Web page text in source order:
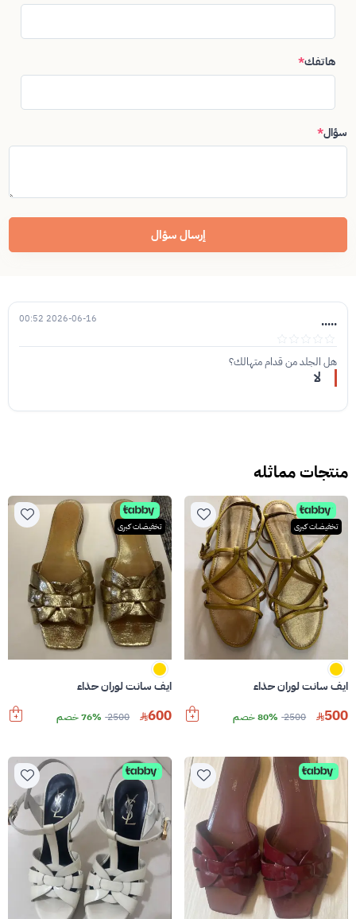
هاتفك*
سؤال*
إرسال سؤال
.....
2026-06-16 00:52
هل الجلد من قدام متهالك؟
لا
منتجات مماثله
تخفيضات كبرى
ايف سانت لوران حذاء
500
2500 80% خصم
تخفيضات كبرى
ايف سانت لوران حذاء
600
2500 76% خصم